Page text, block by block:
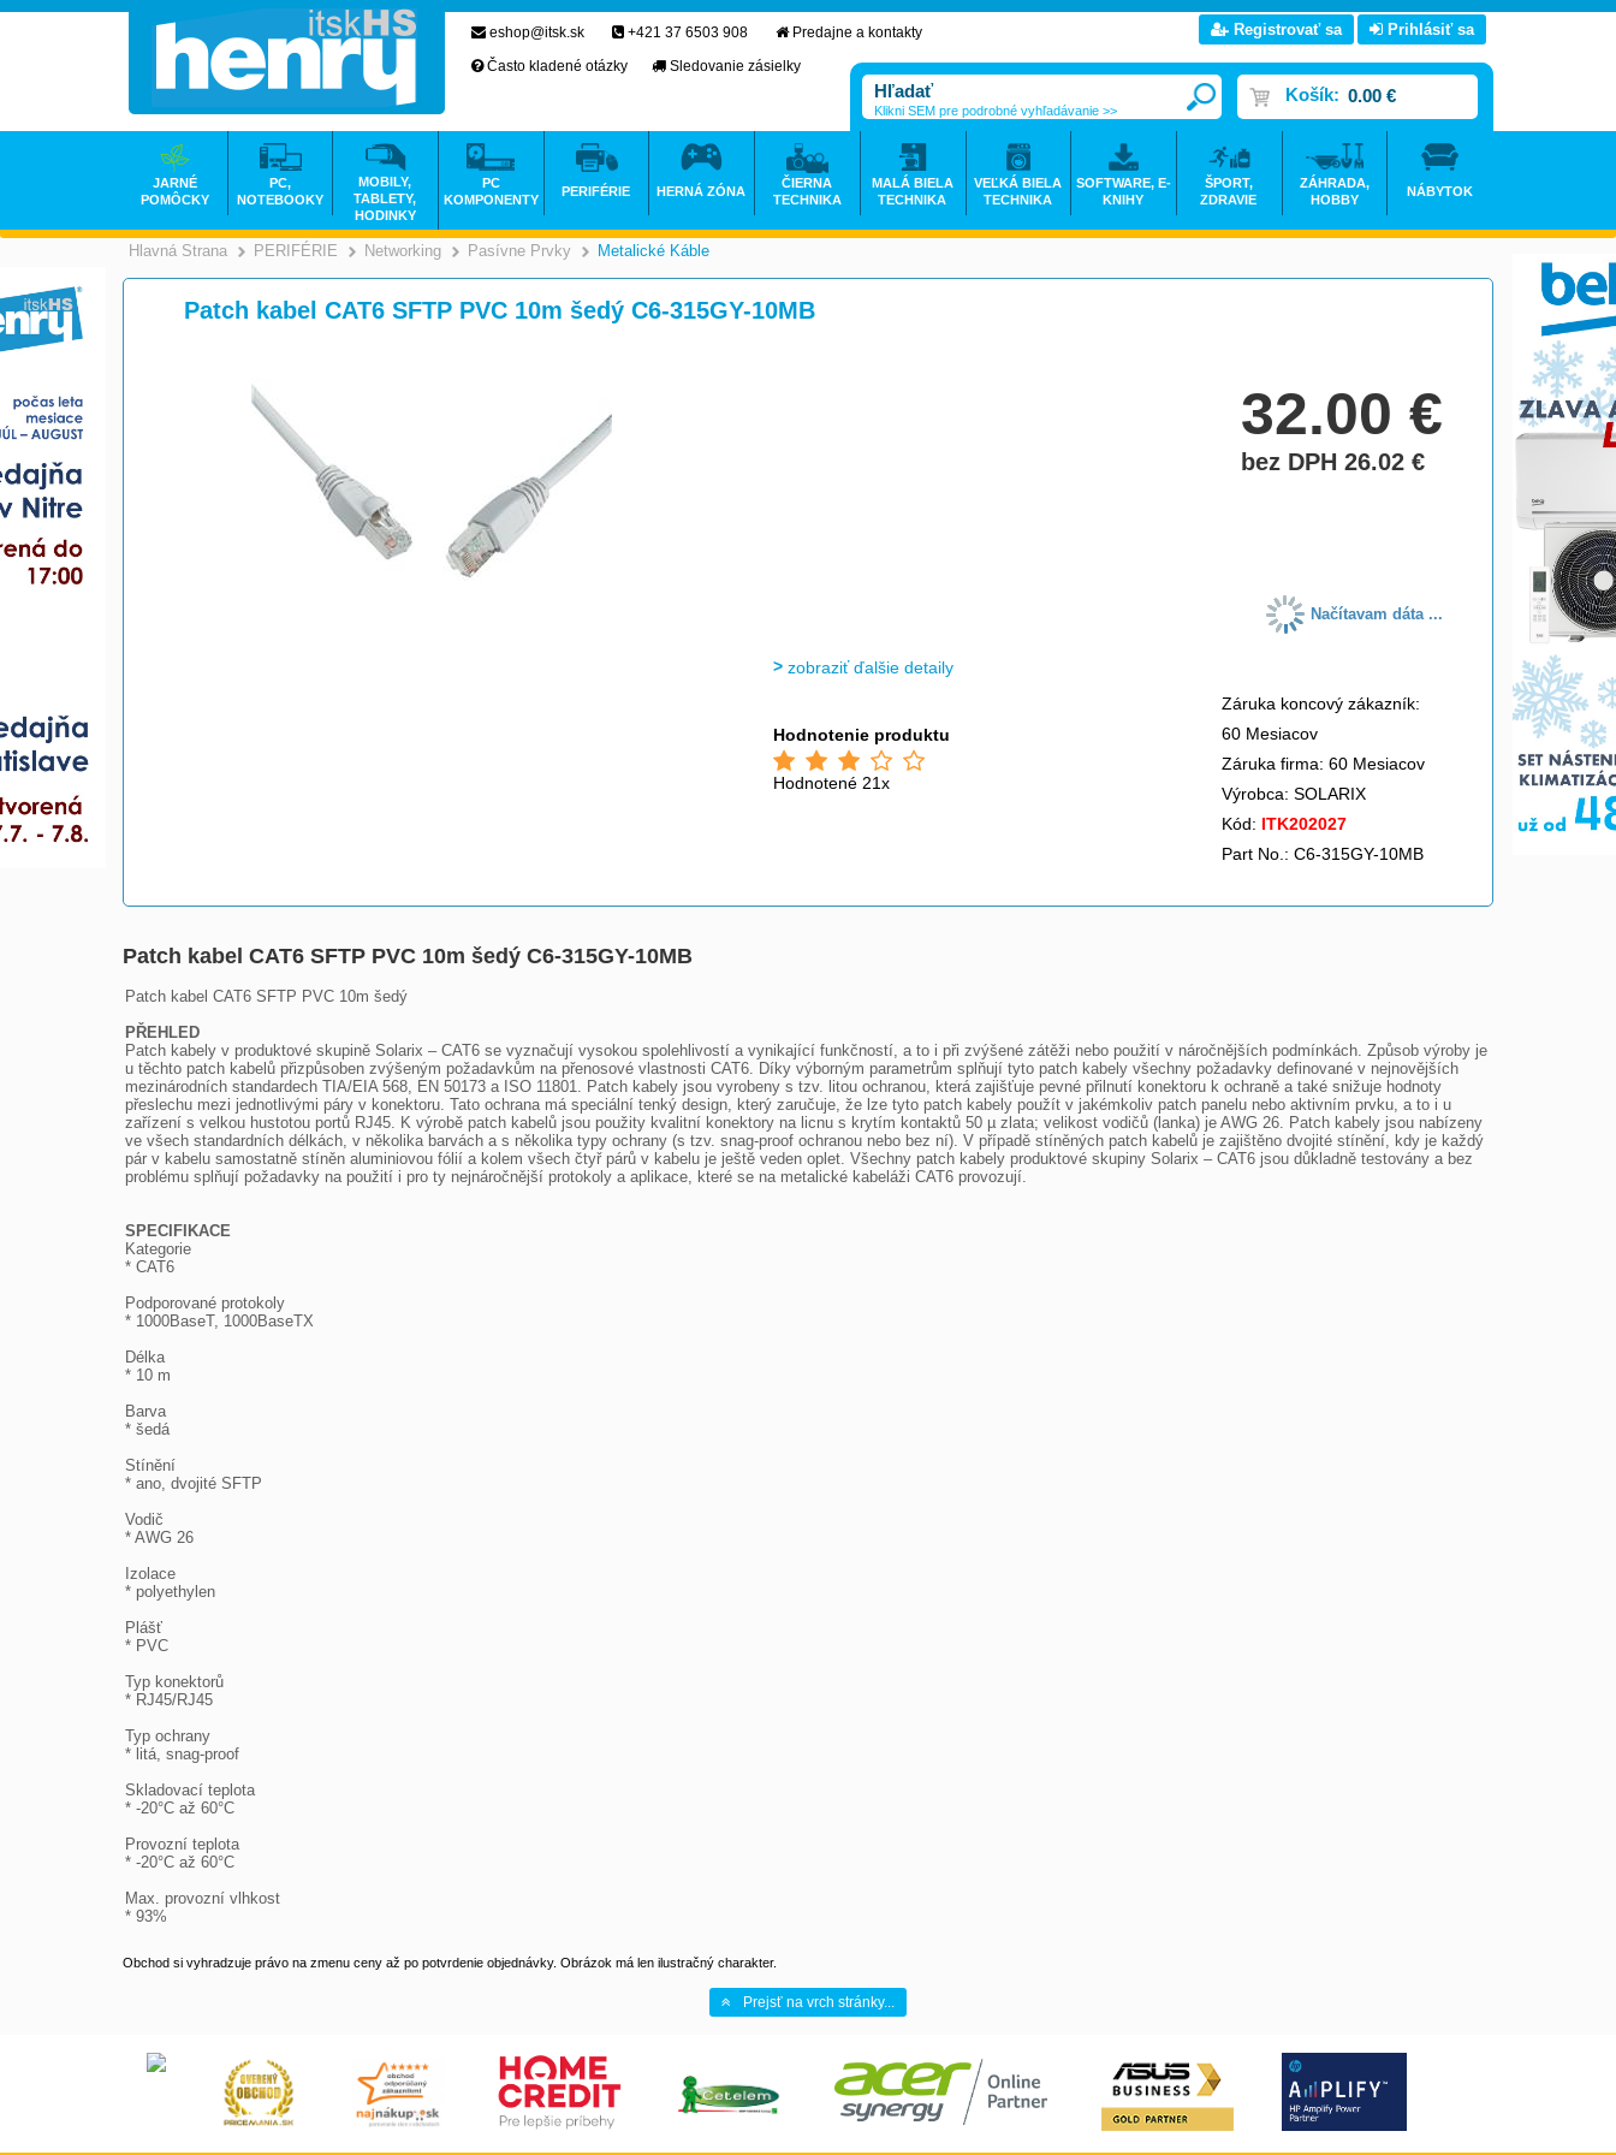
Hlavná Strana >
PERIFÉRIE >
Networking >
Pasívne Prvky >
Metalické Káble
Patch kabel CAT6 SFTP PVC 10m šedý C6-315GY-10MB
32.00€
bez DPH 26.02€
Načítavam dáta ...
zobraziť ďalšie detaily
Hodnotenie produktu
Hodnotené 21x
Záruka koncový zákazník:
60 Mesiacov
Záruka firma: 60 Mesiacov
Výrobca: SOLARIX
Kód: ITK202027
Part No.: C6-315GY-10MB
Patch kabel CAT6 SFTP PVC 10m šedý C6-315GY-10MB
Patch kabel CAT6 SFTP PVC 10m šedý
PŘEHLED
Patch kabely v produktové skupině Solarix – CAT6 se vyznačují vysokou spolehlivostí a vynikající funkčností, a to i při zvýšené zátěži nebo použití v náročnějších podmínkách. Způsob výroby je
u těchto patch kabelů přizpůsoben zvýšeným požadavkům na přenosové vlastnosti CAT6. Díky výborným parametrům splňují tyto patch kabely všechny požadavky definované v nejnovějších
mezinárodních standardech TIA/EIA 568, EN 50173 a ISO 11801. Patch kabely jsou vyrobeny s tzv. litou ochranou, která zajišťuje pevné přilnutí konektoru k ochraně a také snižuje hodnoty
přeslechu mezi jednotlivými páry v konektoru. Tato ochrana má speciální tenký design, který zaručuje, že lze tyto patch kabely použít v jakémkoliv patch panelu nebo aktivním prvku, a to i u
zařízení s velkou hustotou portů RJ45. K výrobě patch kabelů jsou použity kvalitní konektory na licnu s krytím kontaktů 50 µ zlata; velikost vodičů (lanka) je AWG 26. Patch kabely jsou nabízeny
ve všech standardních délkách, v několika barvách a s několika typy ochrany (s tzv. snag-proof ochranou nebo bez ní). V případě stíněných patch kabelů je zajištěno dvojité stínění, kdy je každý
pár v kabelu samostatně stíněn aluminiovou fólií a kolem všech čtyř párů v kabelu je ještě veden oplet. Všechny patch kabely produktové skupiny Solarix – CAT6 jsou důkladně testovány a bez
problému splňují požadavky na použití i pro ty nejnáročnější protokoly a aplikace, které se na metalické kabeláži CAT6 provozují.
SPECIFIKACE
Kategorie
* CAT6
Podporované protokoly
* 1000BaseT, 1000BaseTX
Délka
* 10 m
Barva
* šedá
Stínění
* ano, dvojité SFTP
Vodič
* AWG 26
Izolace
* polyethylen
Plášť
* PVC
Typ konektorů
* RJ45/RJ45
Typ ochrany
* litá, snag-proof
Skladovací teplota
* -20°C až 60°C
Provozní teplota
* -20°C až 60°C
Max. provozní vlhkost
* 93%
Obchod si vyhradzuje právo na zmenu ceny až po potvrdenie objednávky. Obrázok má len ilustračný charakter.
Prejsť na vrch stránky...
eshop@itsk.sk +421 37 6503 908
Predajne a kontakty
Často kladené otázky
Sledovanie zásielky
Registrovať sa Prihlásiť sa
Košík: 0.00 €
Klikni SEM pre podrobné vyhľadávanie >>
JARNÉ
POMÔCKY
PC,
NOTEBOOKY
MOBILY,
TABLETY,
HODINKY
PC
KOMPONENTY
PERIFÉRIE HERNÁ ZÓNA
ČIERNA
TECHNIKA
MALÁ BIELA
TECHNIKA
VEĽKÁ BIELA
TECHNIKA
SOFTWARE, E-
KNIHY
ŠPORT,
ZDRAVIE
ZÁHRADA,
HOBBY
NÁBYTOK